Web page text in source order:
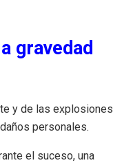
gravedad
y de las explosiones
personales.
el suceso, una